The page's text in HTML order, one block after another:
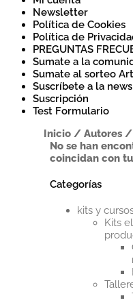
Newsletter
Política de Cookies
Política de
PREGUNTAS
Sumate a la
Sumate al sorteo
Suscríbete a la
Suscripción
Test Formulario
Inicio /Autores
No se han
coincidan con
Categorías
kits y
Kits